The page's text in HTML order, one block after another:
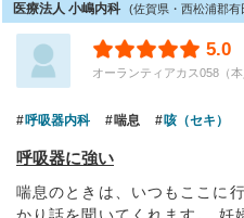
医療法人 小嶋内科 (佐賀県・西松浦郡有
5.0
オーランティアカス058（
呼吸器内科 喘息 咳（セキ）
呼吸器に強い
喘息のときは、いつもここに